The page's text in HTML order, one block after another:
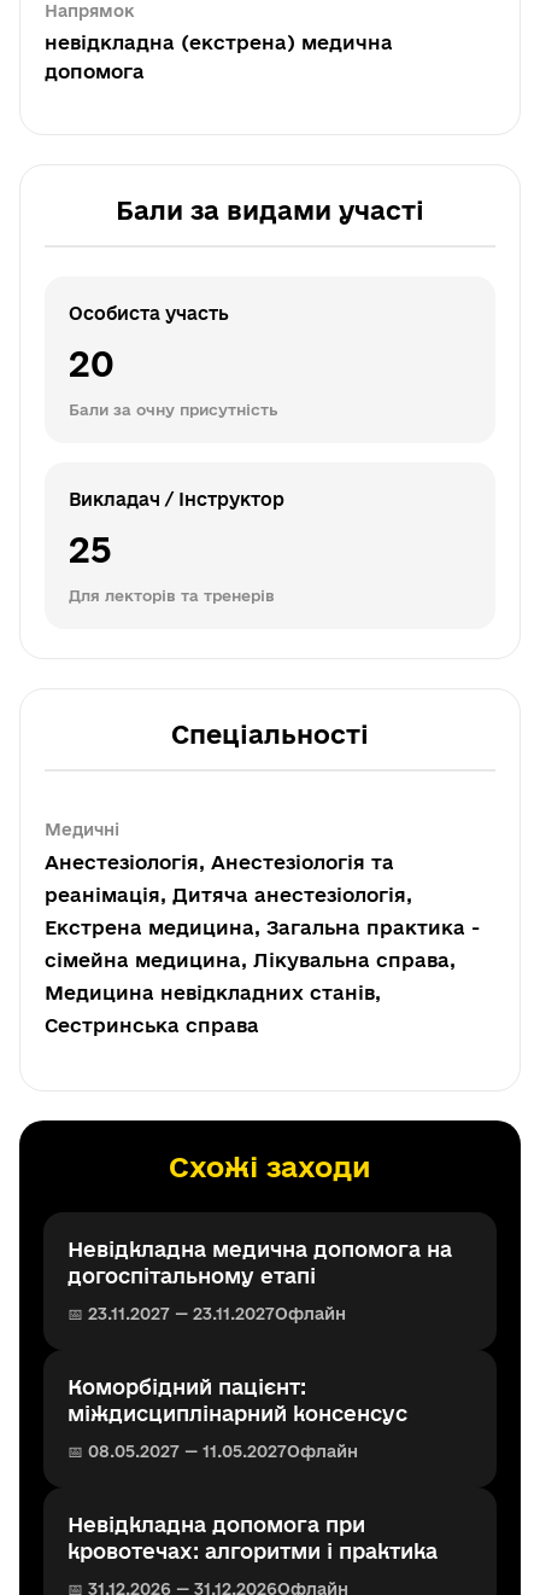
Напрямок
невідкладна (екстрена) медична
допомога
Бали за видами участі
Особиста участь
20
Бали за очну присутність
Викладач / Інструктор
25
Для лекторів та тренерів
Спеціальності
Медичні
Анестезіологія, Анестезіологія та
реанімація, Дитяча анестезіологія,
Екстрена медицина, Загальна практика -
сімейна медицина, Лікувальна справа,
Медицина невідкладних станів,
Сестринська справа
Схожі заходи
Невідкладна медична допомога на
догоспітальному етапі
📅 23.11.2027 — 23.11.2027Офлайн
Коморбідний пацієнт:
міждисциплінарний консенсус
📅 08.05.2027 — 11.05.2027Офлайн
Невідкладна допомога при
кровотечах: алгоритми і практика
📅 31.12.2026 — 31.12.2026Офлайн